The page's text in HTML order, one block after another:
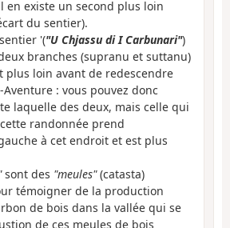
en existe un second plus loin
du sentier).
'("U Chjassu di I Carbunari")
branches (supranu et suttanu)
plus loin avant de redescendre
: vous pouvez donc
laquelle des deux, mais celle qui
randonnée prend
à cet endroit et est plus
sont des "meules"(catasta)
témoigner de la production
de bois dans la vallée qui se
de ces meules de bois